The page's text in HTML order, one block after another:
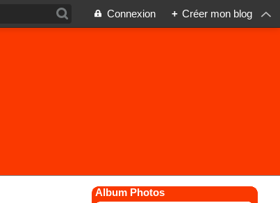
Connexion + Créer mon blog
Album Photos